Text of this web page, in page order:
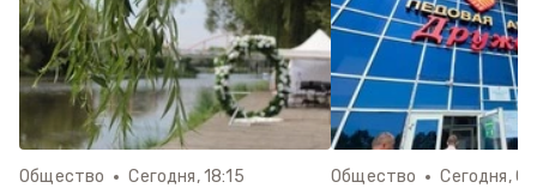
Общество Сегодня, 18:15 Общество Сегодня,